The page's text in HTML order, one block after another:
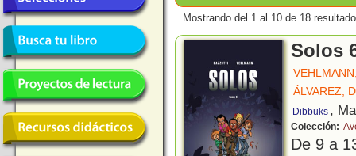
Mostrando del 1 al 10 de 18
Solos
ÁLVAREZ,
Dibbuks ,
Colección:
De 9 a